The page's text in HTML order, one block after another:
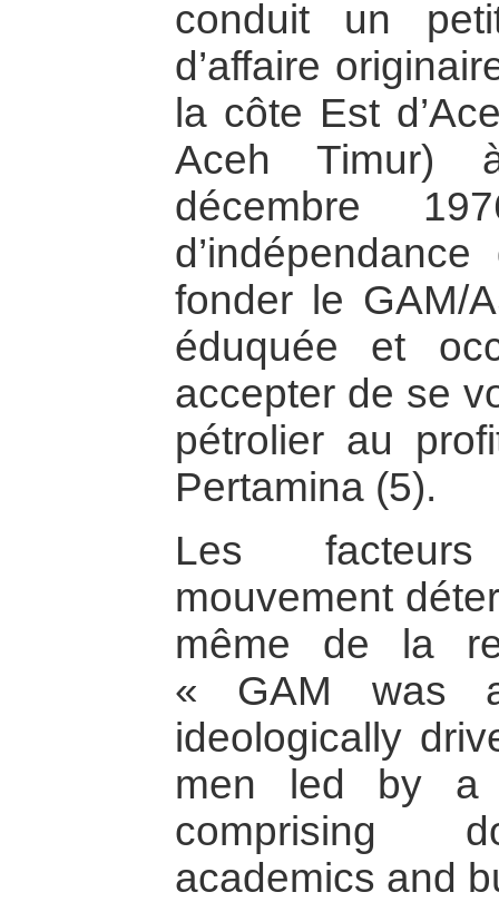
conduit un
d’affaire
la côte Est
Aceh Timur)
décembre
fonder le GAM/
éduquée et
accepter de se
pétrolier au
Pertamina (5).
Les
mouvement
même de la
« GAM was
ideologically
men led by a
comprising
academics and